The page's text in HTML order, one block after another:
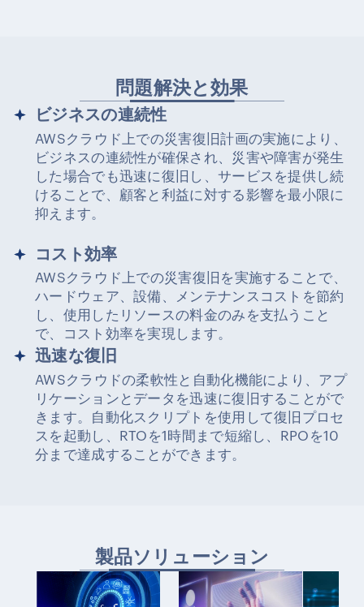
問題解決と効果
ビジネスの連続性
AWSクラウド上での災害復旧計画の実施により、
ビジネスの連続性が確保され、災害や障害が発生
した場合でも迅速に復旧し、サービスを提供し続
けることで、顧客と利益に対する影響を最小限に
抑えます。
コスト効率
AWSクラウド上での災害復旧を実施することで、
ハードウェア、設備、メンテナンスコストを節約
し、使用したリソースの料金のみを支払うこと
で、コスト効率を実現します。
迅速な復旧
AWSクラウドの柔軟性と自動化機能により、アプ
リケーションとデータを迅速に復旧することがで
きます。自動化スクリプトを使用して復旧プロセ
スを起動し、RTOを1時間まで短縮し、RPOを10
分まで達成することができます。
製品ソリューション